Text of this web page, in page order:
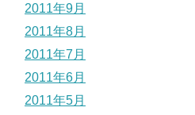
2011年9月
2011年8月
2011年7月
2011年6月
2011年5月